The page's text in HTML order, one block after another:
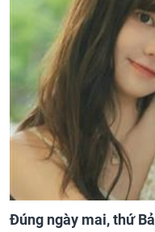
Đúng ngày mai, thứ